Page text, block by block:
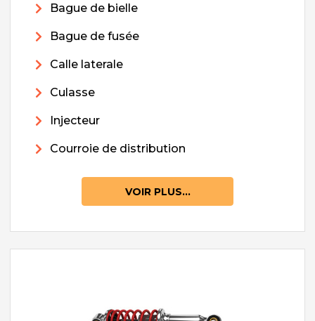
Bague de bielle
Bague de fusée
Calle laterale
Culasse
Injecteur
Courroie de distribution
VOIR PLUS...